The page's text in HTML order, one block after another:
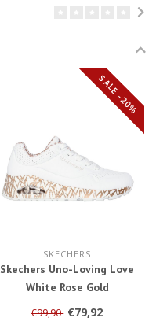
SALE -20%
SKECHERS
Skechers Uno-Loving Love
White Rose Gold
155506/WTRG 3243
€99,90 €79,92